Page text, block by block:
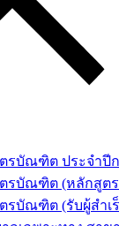
รบัณฑิต ประจำ
รบัณฑิต (หลักสู
รบัณฑิต (รับผู้ส